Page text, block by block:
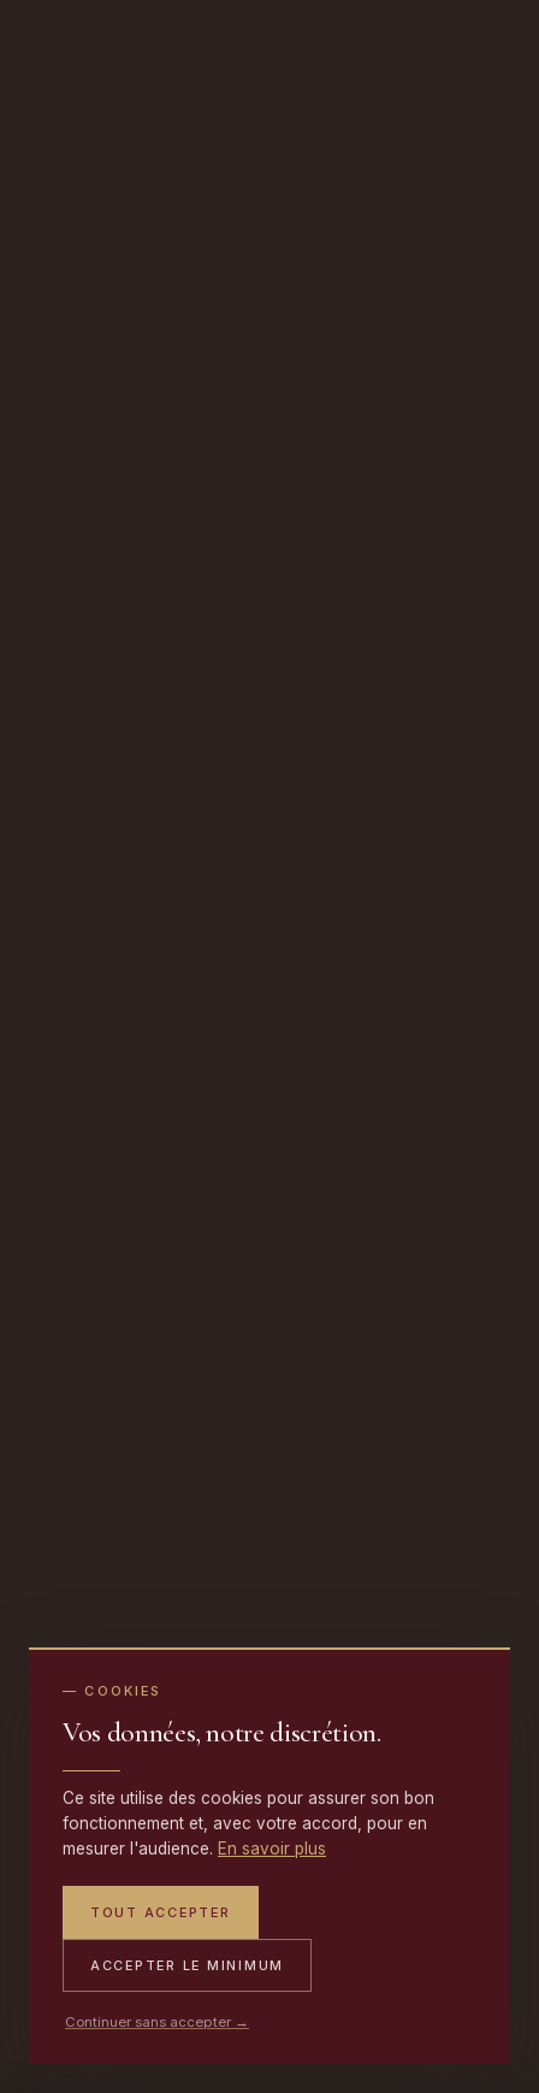
— COOKIES
Vos données, notre discrétion.
Ce site utilise des cookies pour assurer son bon
fonctionnement et, avec votre accord, pour en
mesurer l'audience. En savoir plus
TOUT ACCEPTER
ACCEPTER LE MINIMUM
Continuer sans accepter →